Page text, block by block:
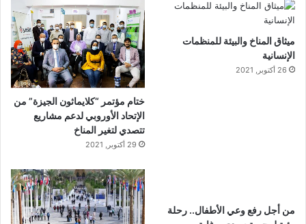
ميثاق المناخ والبيئة للمنظمات
الإنسانية
26 أكتوبر, 2021
ختام مؤتمر “كلايماثون الجيزة” من
الإتحاد الأوروبي لدعم مشاريع
تتصدي لتغير المناخ
29 أكتوبر, 2021
من أجل رفع وعي الأطفال.. رحلة